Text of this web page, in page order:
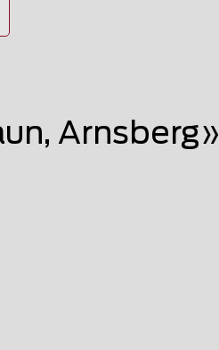
Arnsberg»